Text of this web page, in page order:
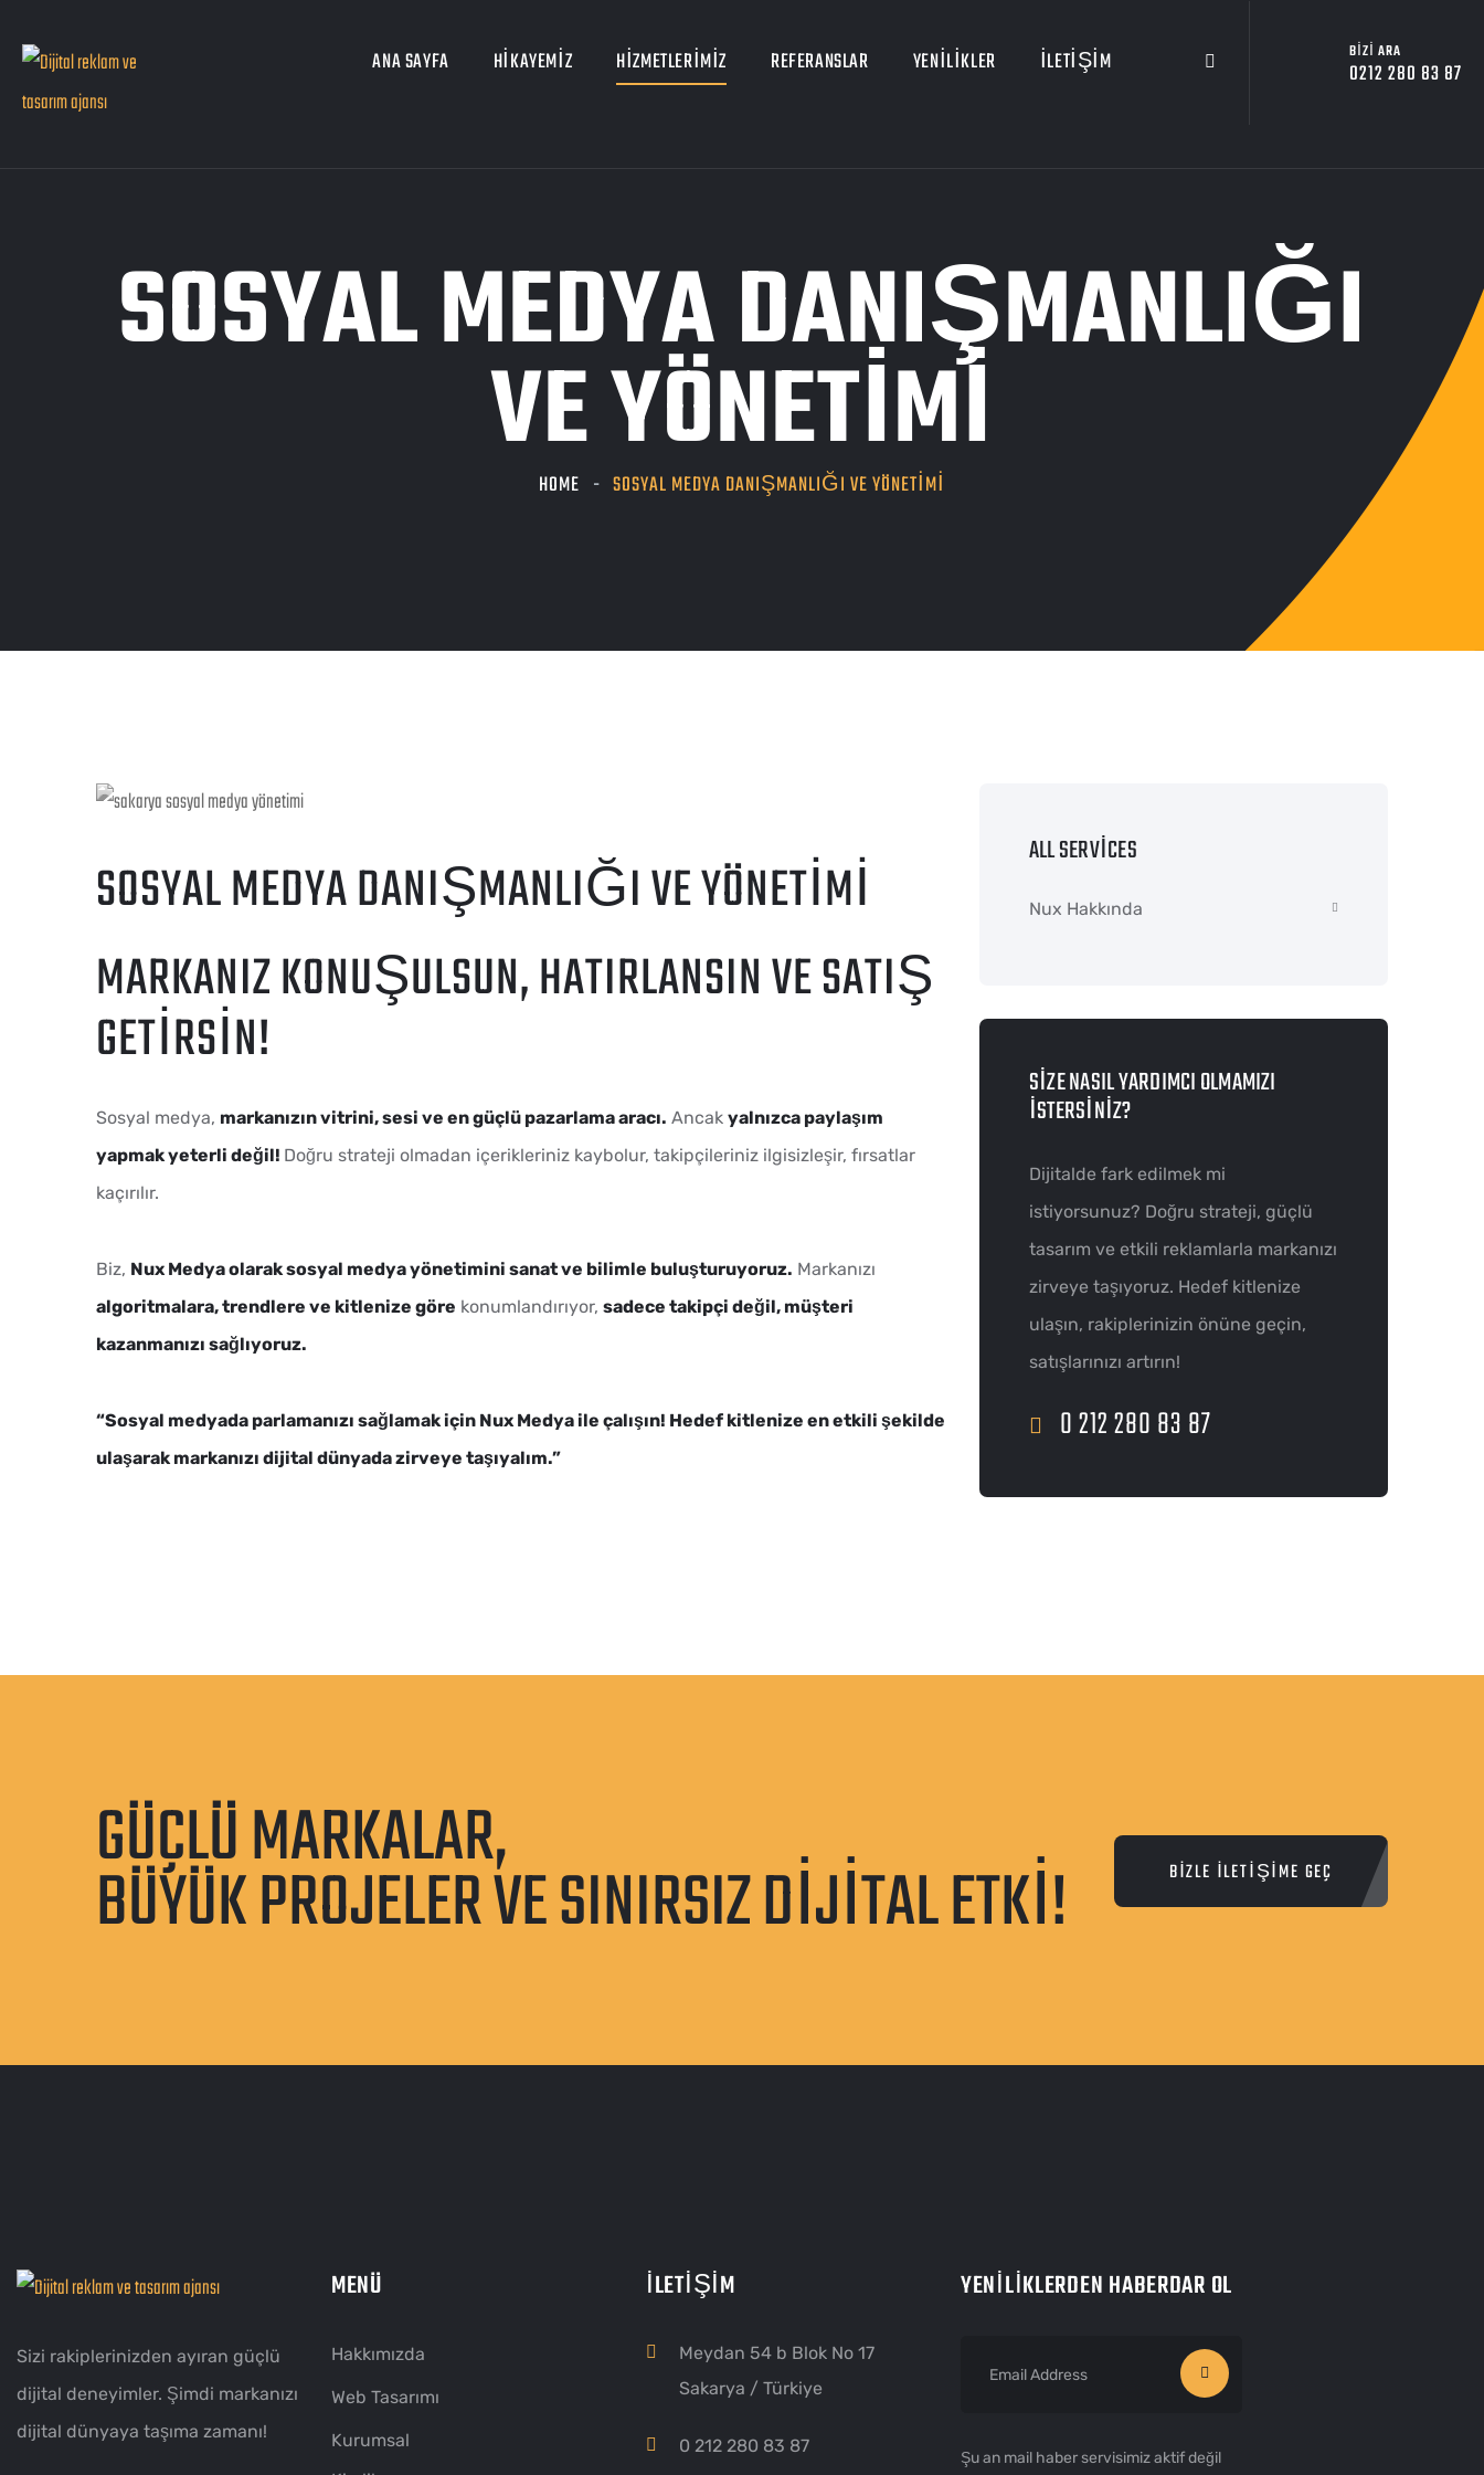
ANA SAYFA HIKAYEMIZ HIZMETLERIMIZ REFERANSLAR YENILIKLER İLETIŞIM BIZI ARA
0212 280 83 87
SOSYAL MEDYA DANIŞMANLIĞI
VE YÖNETIMI
HOME SOSYAL MEDYA DANIŞMANLIĞI VE YÖNETIMI
SOSYAL MEDYA DANIŞMANLIĞI VE YÖNETIMI
MARKANIZ KONUŞULSUN, HATIRLANSIN VE SATIŞ
GETIRSIN!
Sosyal medya, markanızın vitrini, sesi ve en güçlü pazarlama aracı. Ancak yalnızca paylaşım
yapmak yeterli değil! Doğru strateji olmadan içerikleriniz kaybolur, takipçileriniz ilgisizleşir, fırsatlar
kaçırılır.
Biz, Nux Medya olarak sosyal medya yönetimini sanat ve bilimle buluşturuyoruz. Markanızı
algoritmalara, trendlere ve kitlenize göre konumlandırıyor, sadece takipçi değil, müşteri
kazanmanızı sağlıyoruz.
“Sosyal medyada parlamanızı sağlamak için Nux Medya ile çalışın! Hedef kitlenize en etkili şekilde
ulaşarak markanızı dijital dünyada zirveye taşıyalım.”
ALL SERVICES
Nux Hakkında
SIZE NASIL YARDIMCI OLMAMIZI
ISTERSINIZ?
Dijitalde fark edilmek mi
istiyorsunuz? Doğru strateji, güçlü
tasarım ve etkili reklamlarla markanızı
zirveye taşıyoruz. Hedef kitlenize
ulaşın, rakiplerinizin önüne geçin,
satışlarınızı artırın!
0 212 280 83 87
GÜÇLÜ MARKALAR,
BÜYÜK PROJELER VE SINIRSIZ DIJITAL ETKI! BIZLE ILETIŞIME GEÇ
Sizi rakiplerinizden ayıran güçlü
dijital deneyimler. Şimdi markanızı
dijital dünyaya taşıma zamanı!
MENÜ
Hakkımızda
Web Tasarımı
Kurumsal
İLETIŞIM
Meydan 54 b Blok No 17
Sakarya / Türkiye
0 212 280 83 87
YENILIKLERDEN HABERDAR OL
Şu an mail haber servisimiz aktif değil